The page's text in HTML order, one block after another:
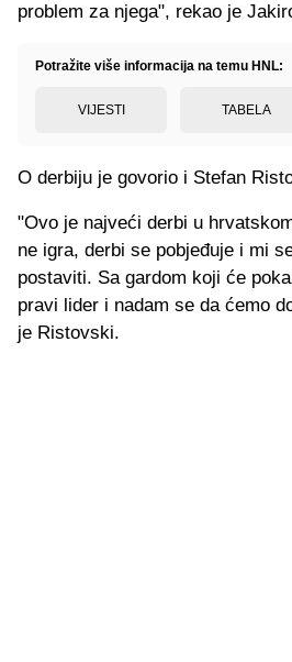
problem za njega", rekao je
Potražite više informacija na temu HNL:
VIJESTI TABELA
O derbiju je govorio i Stefan
"Ovo je najveći derbi u
ne igra, derbi se pobjeđuje i mi
postaviti. Sa gardom koji će
pravi lider i nadam se da ćemo
je Ristovski.